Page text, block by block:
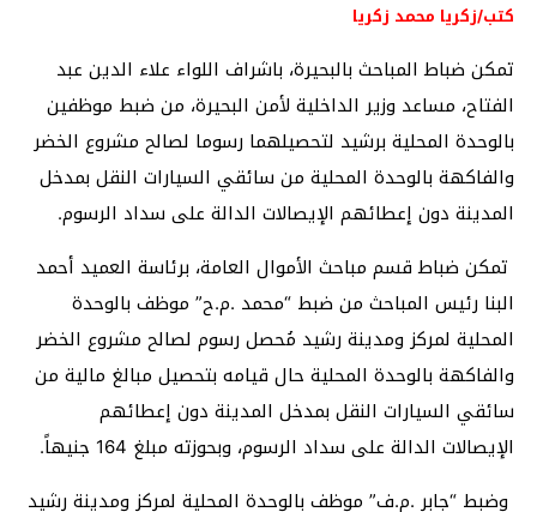
كتب/زكريا محمد زكريا
تمكن ضباط المباحث بالبحيرة، باشراف اللواء علاء الدين عبد
الفتاح، مساعد وزير الداخلية لأمن البحيرة، من ضبط موظفين
بالوحدة المحلية برشيد لتحصيلهما رسوما لصالح مشروع الخضر
والفاكهة بالوحدة المحلية من سائقي السيارات النقل بمدخل
المدينة دون إعطائهم الإيصالات الدالة على سداد الرسوم.
تمكن ضباط قسم مباحث الأموال العامة، برئاسة العميد أحمد
البنا رئيس المباحث من ضبط “محمد .م.ح” موظف بالوحدة
المحلية لمركز ومدينة رشيد مُحصل رسوم لصالح مشروع الخضر
والفاكهة بالوحدة المحلية حال قيامه بتحصيل مبالغ مالية من
سائقي السيارات النقل بمدخل المدينة دون إعطائهم
الإيصالات الدالة على سداد الرسوم، وبحوزته مبلغ 164 جنيهاً.
وضبط “جابر .م.ف” موظف بالوحدة المحلية لمركز ومدينة رشيد